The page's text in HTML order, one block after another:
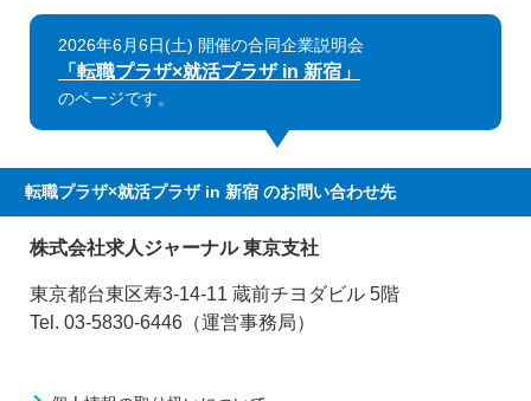
2026年6月6日(土) 開催の合同企業説明会
「転職プラザ×就活プラザ in 新宿」
のページです。
転職プラザ×就活プラザ in 新宿 のお問い合わせ先
株式会社求人ジャーナル 東京支社
東京都台東区寿3-14-11 蔵前チヨダビル 5階
Tel. 03-5830-6446（運営事務局）